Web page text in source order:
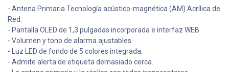
- Antena Primaria Tecnología acústico-magnética (AM) Acrílica de
Red.
- Pantalla OLED de 1,3 pulgadas incorporada e interfaz WEB.
- Volumen y tono de alarma ajustables.
- Luz LED de fondo de 5 colores integrada.
- Admite alerta de etiqueta demasiado cerca.